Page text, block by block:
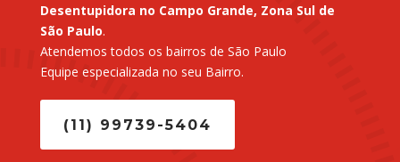
Desentupidora no Campo Grande, Zona Sul de
São Paulo.
Atendemos todos os bairros de São Paulo
Equipe especializada no seu Bairro.
(11) 99739-5404